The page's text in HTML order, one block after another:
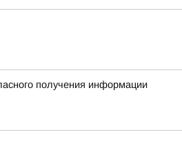
получения информации